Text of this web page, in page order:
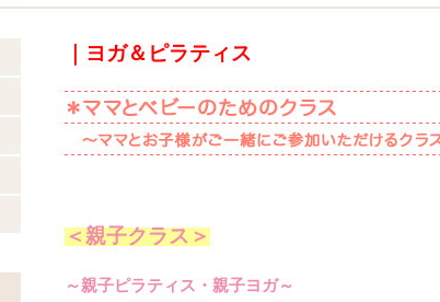
講師プロフィール お問い合わせ
ヨガ＆ピラティス
＜親子クラス＞
～親子ピラティス・親子ヨガ～